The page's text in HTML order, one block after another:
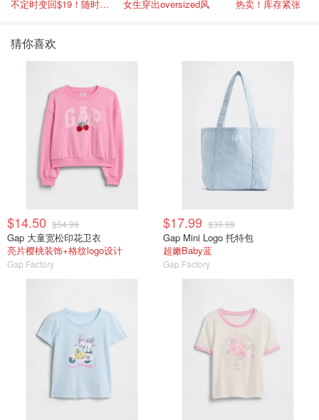
不定时变回$19！随时点进来看
女生穿出oversized风
热卖！库存紧张
猜你喜欢
$14.50 $54.99
Gap 大童宽松印花卫衣
亮片樱桃装饰+格纹logo设计
Gap Factory
$17.99 $39.99
Gap Mini Logo 托特包
超嫩Baby蓝
Gap Factory